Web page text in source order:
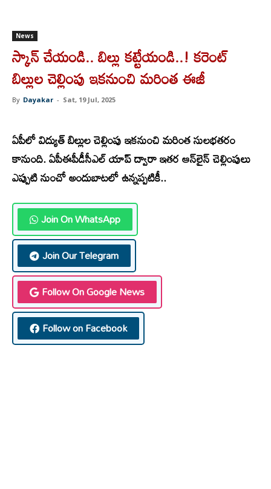
News
స్కాన్ చేయండి.. బిల్లు కట్టేయండి..! కరెంట్
బిల్లుల చెల్లింపు ఇకనుంచి మరింత ఈజీ
By Dayakar - Sat, 19 Jul, 2025
ఏపీలో విద్యుత్ బిల్లుల చెల్లింపు ఇకనుంచి మరింత సులభతరం
కానుంది. ఏపీఈపీడీసీఎల్ యాప్ ద్వారా ఇతర ఆన్‌లైన్ చెల్లింపులు
ఎప్పుటి నుంచో అందుబాటలో ఉన్నప్పటికీ..
Join On WhatsApp
Join Our Telegram
Follow On Google News
Follow on Facebook